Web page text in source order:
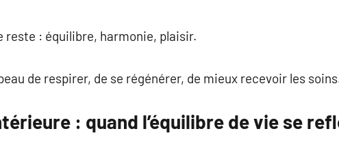
reste : équilibre, harmonie, plaisir.
de respirer, de se régénérer, de mieux recevoir les
: quand l’équilibre de vie se